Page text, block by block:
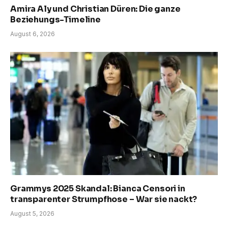
Amira Aly und Christian Düren: Die ganze
Beziehungs-Timeline
August 6, 2026
Grammys 2025 Skandal: Bianca Censori in
transparenter Strumpfhose – War sie nackt?
August 5, 2026